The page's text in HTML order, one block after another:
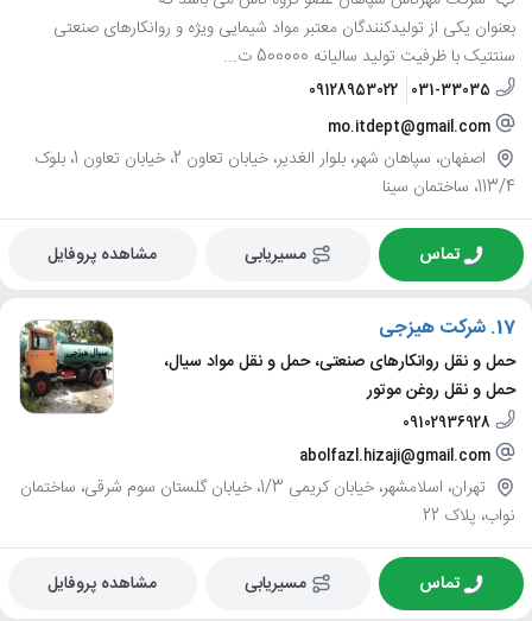
بعنوان یکی از تولیدکنندگان معتبر مواد شیمایی ویژه و روانکارهای صنعتی
سنتتیک با ظرفیت تولید سالیانه 500000 ت...
031-33035
09128953022
mo.itdept@gmail.com
اصفهان، سپاهان شهر، بلوار الغدیر، خیابان تعاون 2، خیابان تعاون 1، بلوک
113/4، ساختمان سینا
تماس مسیریابی مشاهده پروفایل
17. شرکت هیزجی
حمل و نقل روانکارهای صنعتی، حمل و نقل مواد سیال،
حمل و نقل روغن موتور
09102936928
abolfazl.hizaji@gmail.com
تهران، اسلامشهر، خیابان کریمی 1/3، خیابان گلستان سوم شرقی، ساختمان
نواب، پلاک 22
تماس مسیریابی مشاهده پروفایل